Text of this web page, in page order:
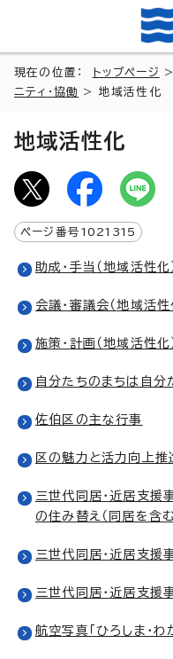
現在の位置： トップページ >
ニティ・協働
> 地域活性化
地域活性化
ページ番号 1021315
助成・手当（地域活性化
会議・審議会（地域活性
施策・計画（地域活性化
自分たちのまちは自分
佐伯区の主な行事
区の魅力と活力向上推
三世代同居・近居支
の住み替え（同居を含
三世代同居・近居支援
三世代同居・近居支援
航空写真「ひろしま・